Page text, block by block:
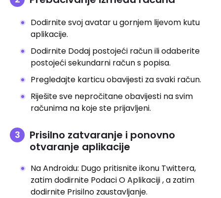
Dodirnite svoj avatar u gornjem lijevom kutu
aplikacije.
Dodirnite Dodaj postojeći račun ili odaberite
postojeći sekundarni račun s popisa.
Pregledajte karticu obavijesti za svaki račun.
Riješite sve nepročitane obavijesti na svim
računima na koje ste prijavljeni.
Prisilno zatvaranje i ponovno
otvaranje aplikacije
Na Androidu: Dugo pritisnite ikonu Twittera,
zatim dodirnite Podaci O Aplikaciji , a zatim
dodirnite Prisilno zaustavljanje.